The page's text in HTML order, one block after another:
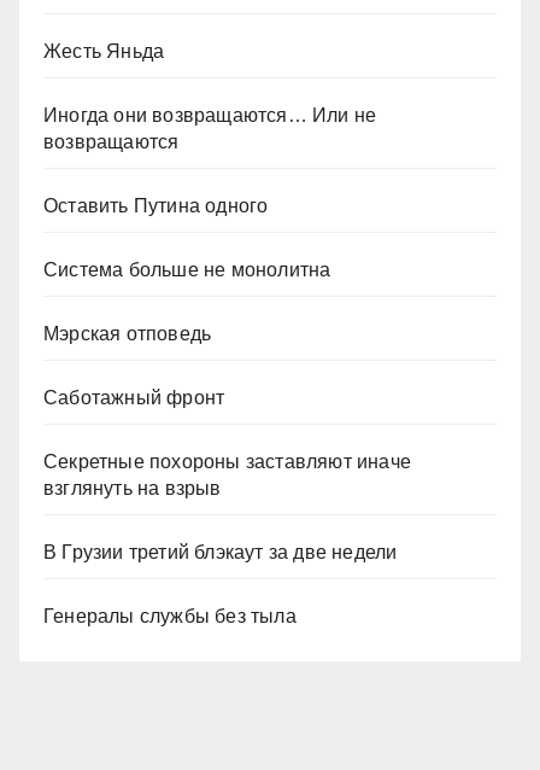
Жесть Яньда
Иногда они возвращаются… Или не
возвращаются
Оставить Путина одного
Система больше не монолитна
Мэрская отповедь
Саботажный фронт
Секретные похороны заставляют иначе
взглянуть на взрыв
В Грузии третий блэкаут за две недели
Генералы службы без тыла